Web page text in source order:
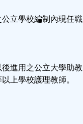
立學校編制內現任
進用之公立大學助
上學校護理教師。